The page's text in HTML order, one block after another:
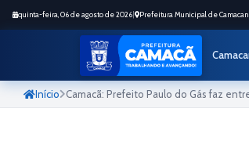
quinta-feira, 06 de agosto de 2026 Prefeitura Municipal de Camacan
Início Camacã: Prefeito Paulo do Gás faz